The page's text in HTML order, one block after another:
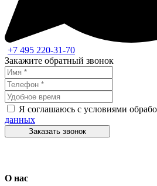
+7 495 220-31-70
Закажите обратный звонок
Я соглашаюсь с условиями
данных
Заказать звонок
О нас